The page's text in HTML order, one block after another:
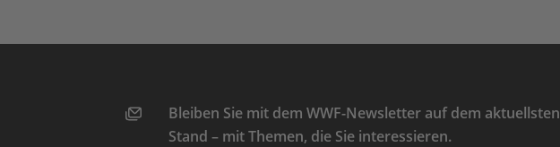
Bleiben Sie mit dem WWF-Newsletter auf dem aktuellsten
Stand – mit Themen, die Sie interessieren.